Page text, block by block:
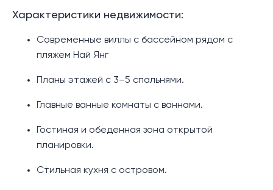
Характеристики недвижимости:
Современные виллы с бассейном рядом с
пляжем Най Янг
Планы этажей с 3–5 спальнями.
Главные ванные комнаты с ваннами.
Гостиная и обеденная зона открытой
планировки.
Стильная кухня с островом.